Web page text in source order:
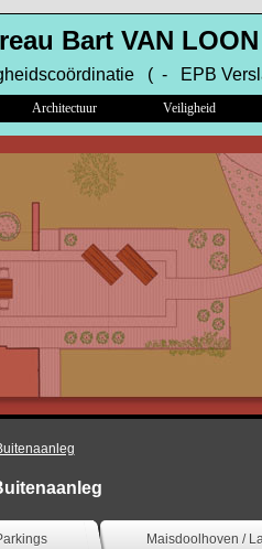
Bart VAN
( - EPB
Architectuur Veiligheid
Maisdoolhoven /